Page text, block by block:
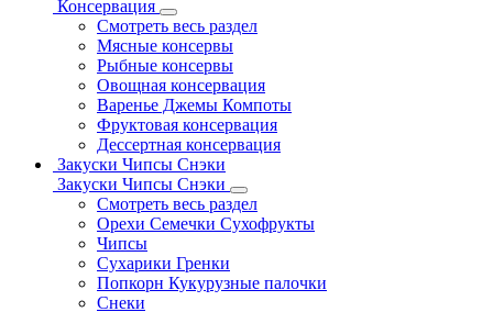
Консервация
Смотреть весь раздел
Мясные консервы
Рыбные консервы
Овощная консервация
Варенье Джемы Компоты
Фруктовая консервация
Дессертная консервация
Закуски Чипсы Снэки
Закуски Чипсы Снэки
Смотреть весь раздел
Орехи Семечки Сухофрукты
Чипсы
Сухарики Гренки
Попкорн Кукурузные палочки
Снеки